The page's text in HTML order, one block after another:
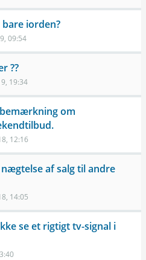
iorden?
09:54
??
19:34
om
12:16
af salg til andre
14:05
se et rigtigt tv-signal i